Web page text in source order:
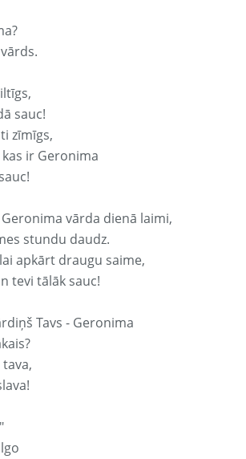
sauc!
zīmīgs,
kas ir Geronima
vārda dienā laimi,
stundu daudz.
apkārt draugu saime,
tevi tālāk sauc!
Tavs - Geronima